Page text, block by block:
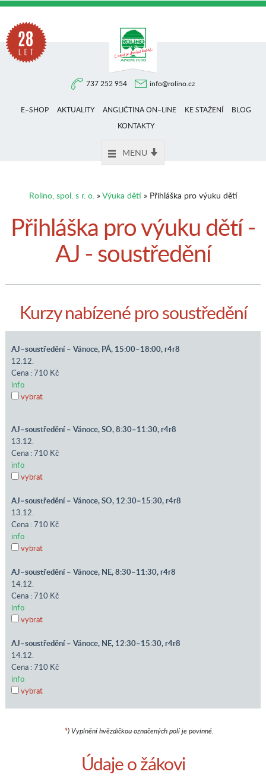
737 252 954 info@rolino.cz
let
E–SHOP AKTUALITY ANGLIČTINA ON–LINE KE STAŽENÍ
BLOG
KONTAKTY
MENU
Rolino, spol. s r. o.»Výuka dětí» Přihláška pro výuku dětí
Přihláška pro výuku dětí -
AJ - soustředění
Kurzy nabízené pro soustředění
AJ–soustředění – Vánoce, PÁ, 15:00–18:00, r4r8
12.12.
Cena : 710 Kč
info
vybrat
AJ–soustředění – Vánoce, SO, 8:30–11:30, r4r8
13.12.
Cena : 710 Kč
info
vybrat
AJ–soustředění – Vánoce, SO, 12:30–15:30, r4r8
13.12.
Cena : 710 Kč
info
vybrat
AJ–soustředění – Vánoce, NE, 8:30–11:30, r4r8
14.12.
Cena : 710 Kč
info
vybrat
AJ–soustředění – Vánoce, NE, 12:30–15:30, r4r8
14.12.
Cena : 710 Kč
info
vybrat
*) Vyplnění hvězdičkou označených polí je povinné.
Údaje o žákovi